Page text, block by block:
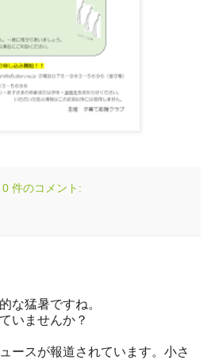
0 件のコメント:
な猛暑ですね。
いませんか？
ースが報道されています。小さ